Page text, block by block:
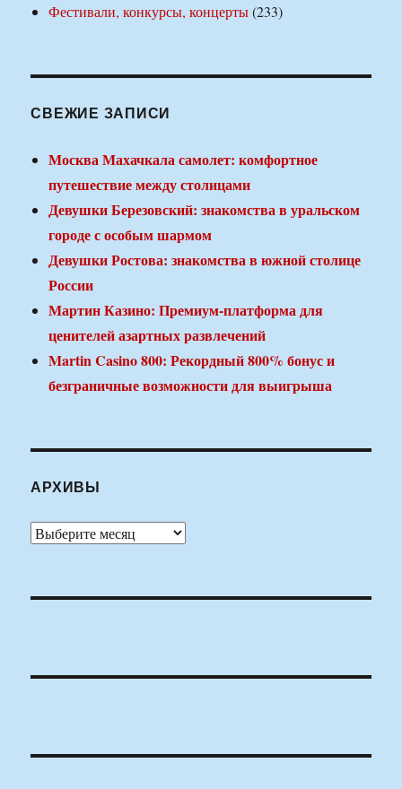
Фестивали, конкурсы, концерты(233)
СВЕЖИЕ ЗАПИСИ
Москва Махачкала самолет: комфортное
путешествие между столицами
Девушки Березовский: знакомства в уральском
городе с особым шармом
Девушки Ростова: знакомства в южной столице
России
Мартин Казино: Премиум-платформа для
ценителей азартных развлечений
Martin Casino 800: Рекордный 800% бонус и
безграничные возможности для выигрыша
АРХИВЫ
Архивы